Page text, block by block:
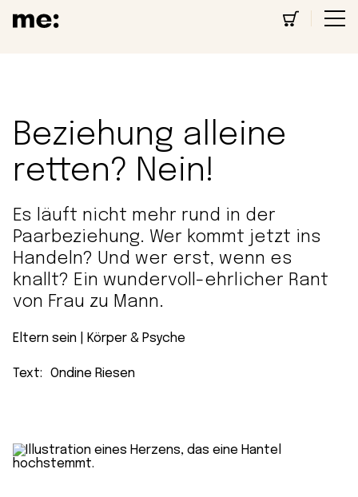
Beziehung alleine
retten? Nein!
Es läuft nicht mehr rund in der
Paarbeziehung. Wer kommt jetzt ins
Handeln? Und wer erst, wenn es
knallt? Ein wundervoll-ehrlicher Rant
von Frau zu Mann.
Eltern sein Körper & Psyche
Text: Ondine Riesen